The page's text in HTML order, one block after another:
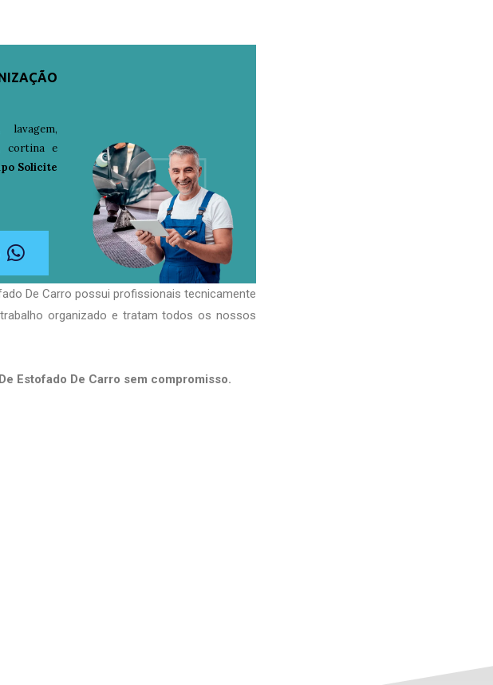
cortina e
Solicite
De Carro possui profissionais tecnicamente
organizado e tratam todos os nossos
Estofado De Carro sem compromisso.